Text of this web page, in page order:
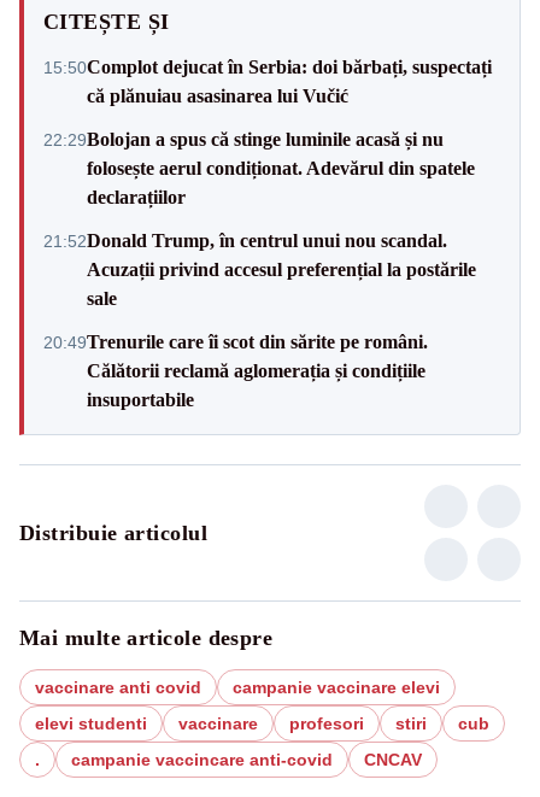
CITEȘTE ȘI
15:50Complot dejucat în Serbia: doi bărbați, suspectați
că plănuiau asasinarea lui Vučić
22:29Bolojan a spus că stinge luminile acasă și nu
folosește aerul condiționat. Adevărul din spatele
declarațiilor
21:52Donald Trump, în centrul unui nou scandal.
Acuzații privind accesul preferențial la postările
sale
20:49Trenurile care îi scot din sărite pe români.
Călătorii reclamă aglomerația și condițiile
insuportabile
Distribuie articolul
Mai multe articole despre
vaccinare anti covid
campanie vaccinare elevi
elevi studenti
vaccinare profesori stiri
cub
.
campanie vaccincare anti-covid CNCAV